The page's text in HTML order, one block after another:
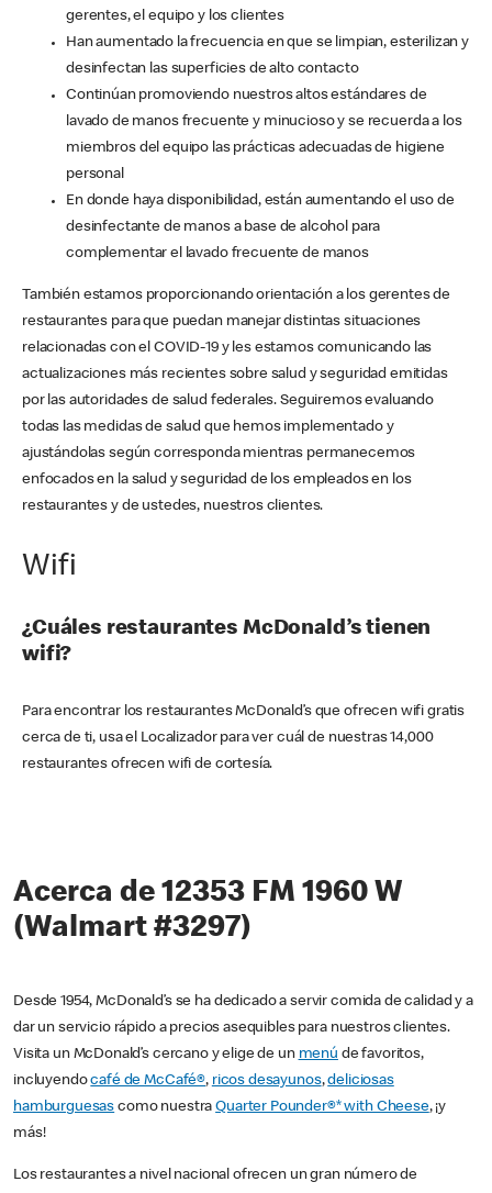
gerentes, el equipo y los clientes
Han aumentado la frecuencia en que se limpian, esterilizan y
desinfectan las superficies de alto contacto
Continúan promoviendo nuestros altos estándares de
lavado de manos frecuente y minucioso y se recuerda a los
miembros del equipo las prácticas adecuadas de higiene
personal
En donde haya disponibilidad, están aumentando el uso de
desinfectante de manos a base de alcohol para
complementar el lavado frecuente de manos
También estamos proporcionando orientación a los gerentes de
restaurantes para que puedan manejar distintas situaciones
relacionadas con el COVID-19 y les estamos comunicando las
actualizaciones más recientes sobre salud y seguridad emitidas
por las autoridades de salud federales. Seguiremos evaluando
todas las medidas de salud que hemos implementado y
ajustándolas según corresponda mientras permanecemos
enfocados en la salud y seguridad de los empleados en los
restaurantes y de ustedes, nuestros clientes.
Wifi
¿Cuáles restaurantes McDonald’s tienen
wifi?
Para encontrar los restaurantes McDonald’s que ofrecen wifi gratis
cerca de ti, usa el Localizador para ver cuál de nuestras 14,000
restaurantes ofrecen wifi de cortesía.
Acerca de 12353 FM 1960 W
(Walmart #3297)
Desde 1954, McDonald’s se ha dedicado a servir comida de calidad y a
dar un servicio rápido a precios asequibles para nuestros clientes.
Visita un McDonald’s cercano y elige de un menú de favoritos,
incluyendocafé de McCafé®, ricos desayunos,deliciosas
hamburguesas como nuestraQuarter Pounder®* with Cheese, ¡y
más!
Los restaurantes a nivel nacional ofrecen un gran número de